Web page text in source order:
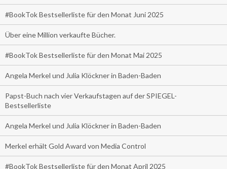
#BookTok Bestsellerliste für den Monat Juni 2025
Über eine Million verkaufte Bücher.
#BookTok Bestsellerliste für den Monat Mai 2025
Angela Merkel und Julia Klöckner in Baden-Baden
Papst-Buch nach vier Verkaufstagen auf der SPIEGEL-
Bestsellerliste
Angela Merkel und Julia Klöckner in Baden-Baden
Merkel erhält Gold Award von Media Control
#BookTok Bestsellerliste für den Monat April 2025